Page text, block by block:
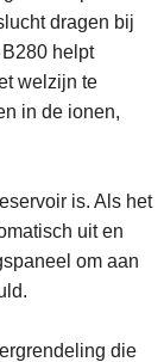
dragen bij
helpt
welzijn te
in de ionen,
is. Als het
uit en
om aan
die